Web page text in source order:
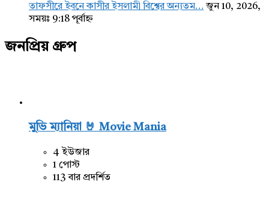
তাফসীরে ইবনে কাসীর ইসলামী বিশ্বের অন্যতম… জুন 10, 2026,
সময়ঃ 9:18 পূর্বাহ্ন
জনপ্রিয় গ্রুপ
মুভি ম্যানিয়া 🤘 Movie Mania
4 ইউজার
1 পোস্ট
113 বার প্রদর্শিত